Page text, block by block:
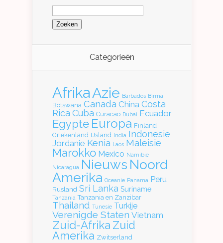
Zoeken
naar:
Categorieën
AfrikaAzie Barbados Birma
Botswana Canada China Costa
Rica Cuba Curacao Dubai Ecuador
Egypte Europa Finland
Griekenland IJsland India Indonesie
Jordanie Kenia Laos Maleisie
Marokko Mexico Namibie
Nicaragua Nieuws Noord
Amerika Oceanie Panama Peru
Rusland Sri Lanka Suriname
Tanzania Tanzania en Zanzibar
Thailand Tunesie Turkije
Verenigde Staten Vietnam
Zuid-Afrika Zuid
Amerika Zwitserland